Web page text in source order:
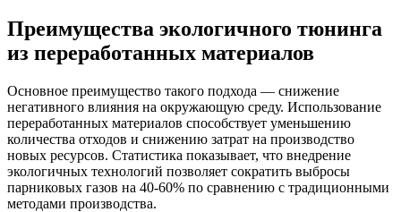
Преимущества экологичного тюнинга
из переработанных материалов
Основное преимущество такого подхода — снижение
негативного влияния на окружающую среду. Использование
переработанных материалов способствует уменьшению
количества отходов и снижению затрат на производство
новых ресурсов. Статистика показывает, что внедрение
экологичных технологий позволяет сократить выбросы
парниковых газов на 40-60% по сравнению с традиционными
методами производства.